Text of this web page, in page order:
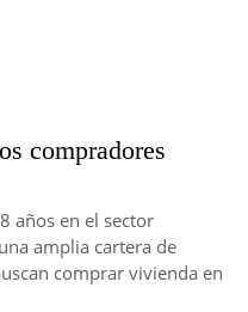
compradores
años en el sector
amplia cartera de
comprar vivienda en